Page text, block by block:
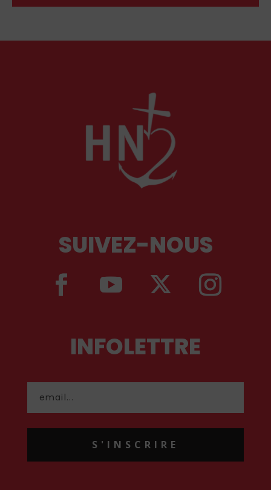
SUIVEZ-NOUS
INFOLETTRE
S'INSCRIRE